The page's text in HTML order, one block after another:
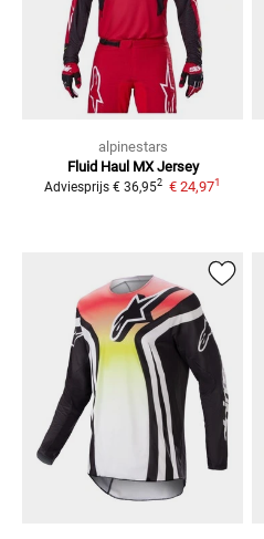
alpinestars
Fluid Haul MX Jersey
Adviesprijs € 36,952 € 24,971